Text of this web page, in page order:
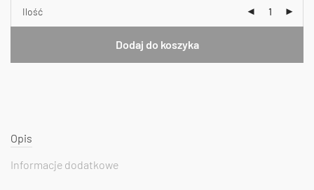
Ilość
Dodaj do koszyka
Opis
Informacje dodatkowe